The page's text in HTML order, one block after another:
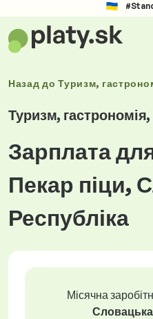
Назад доТуризм,
Туризм,
Зарплата
Пекар піци,
Республіка
Місячна